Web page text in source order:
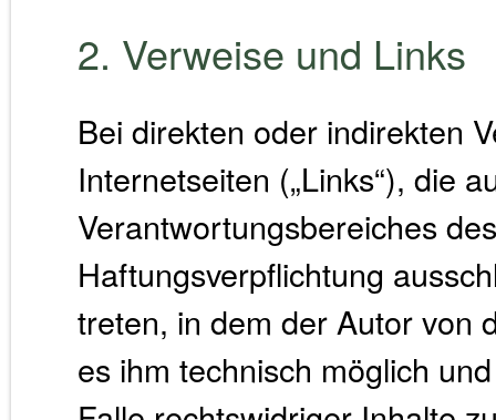
2. Verweise und Links
Bei direkten oder indirekten
Internetseiten („Links“), die
Verantwortungsbereiches
Haftungsverpflichtung
treten, in dem der Autor von
es ihm technisch möglich